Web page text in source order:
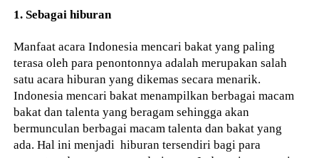
1. Sebagai hiburan
Manfaat acara Indonesia mencari bakat yang paling
terasa oleh para penontonnya adalah merupakan salah
satu acara hiburan yang dikemas secara menarik.
Indonesia mencari bakat menampilkan berbagai macam
bakat dan talenta yang beragam sehingga akan
bermunculan berbagai macam talenta dan bakat yang
ada. Hal ini menjadi hiburan tersendiri bagi para